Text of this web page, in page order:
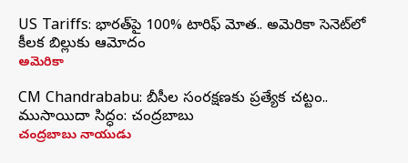
US Tariffs: భారత్‌పై 100% టారిఫ్‌ మోత.. అమెరికా సెనెట్‌లో
కీలక బిల్లుకు ఆమోదం
అమెరికా
CM Chandrababu: బీసీల సంరక్షణకు ప్రత్యేక చట్టం..
ముసాయిదా సిద్ధం: చంద్రబాబు
చంద్రబాబు నాయుడు